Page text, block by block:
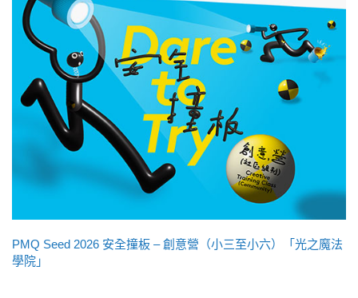
PMQ Seed 2026 安全撞板 – 創意營（小三至小六）「光之魔法
學院」